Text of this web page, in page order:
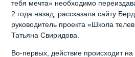
тебя мечта» необходимо
2 года назад, рассказала сайту
руководитель проекта «Школа
Татьяна Свиридова.
Во-первых, действие происходит